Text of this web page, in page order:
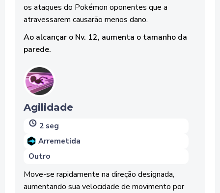
os ataques do Pokémon oponentes que a
atravessarem causarão menos dano.
Ao alcançar o Nv. 12, aumenta o tamanho da
parede.
Agilidade
2 seg
Arremetida
Outro
Move-se rapidamente na direção designada,
aumentando sua velocidade de movimento por